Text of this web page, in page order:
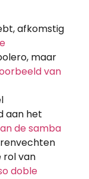
afkomstig
maar
van
aan het
de samba
rol van
doble